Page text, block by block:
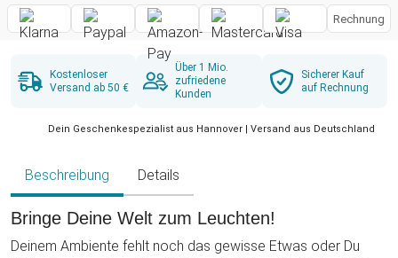
Rechnung
Kostenloser
Versand ab 50 €
Über 1 Mio.
zufriedene
Kunden
Sicherer Kauf
auf Rechnung
Dein Geschenkespezialist aus Hannover | Versand aus Deutschland
Beschreibung Details
Bringe Deine Welt zum Leuchten!
Deinem Ambiente fehlt noch das gewisse Etwas oder Du